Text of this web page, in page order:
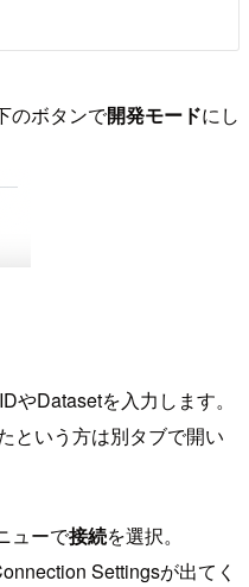
のボタンで開発モードにし
やDatasetを入力します。
という方は別タブで開い
ューで接続を選択。
Settingsが出てく